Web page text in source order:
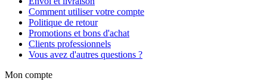
Comment utiliser votre compte
Politique de retour
Promotions et bons d'achat
Clients professionnels
Vous avez d'autres questions ?
Mon compte